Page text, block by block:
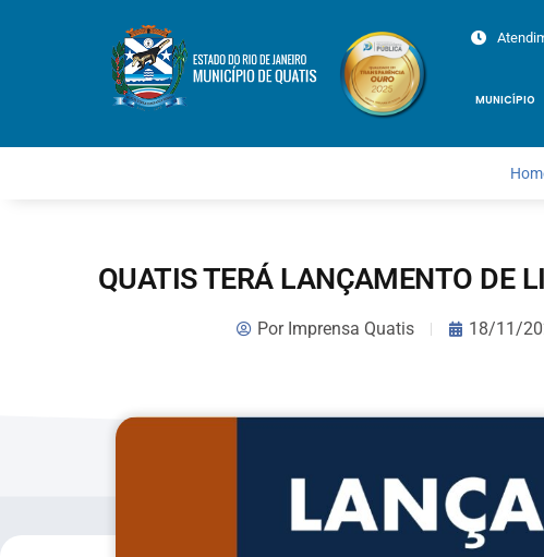
MUNICÍPIO
QUATIS TERÁ LANÇAMENTO DE
PorImprensa Quatis 18/11/